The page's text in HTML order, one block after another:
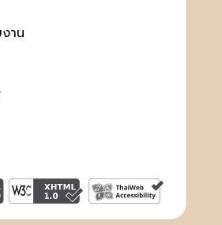
าน